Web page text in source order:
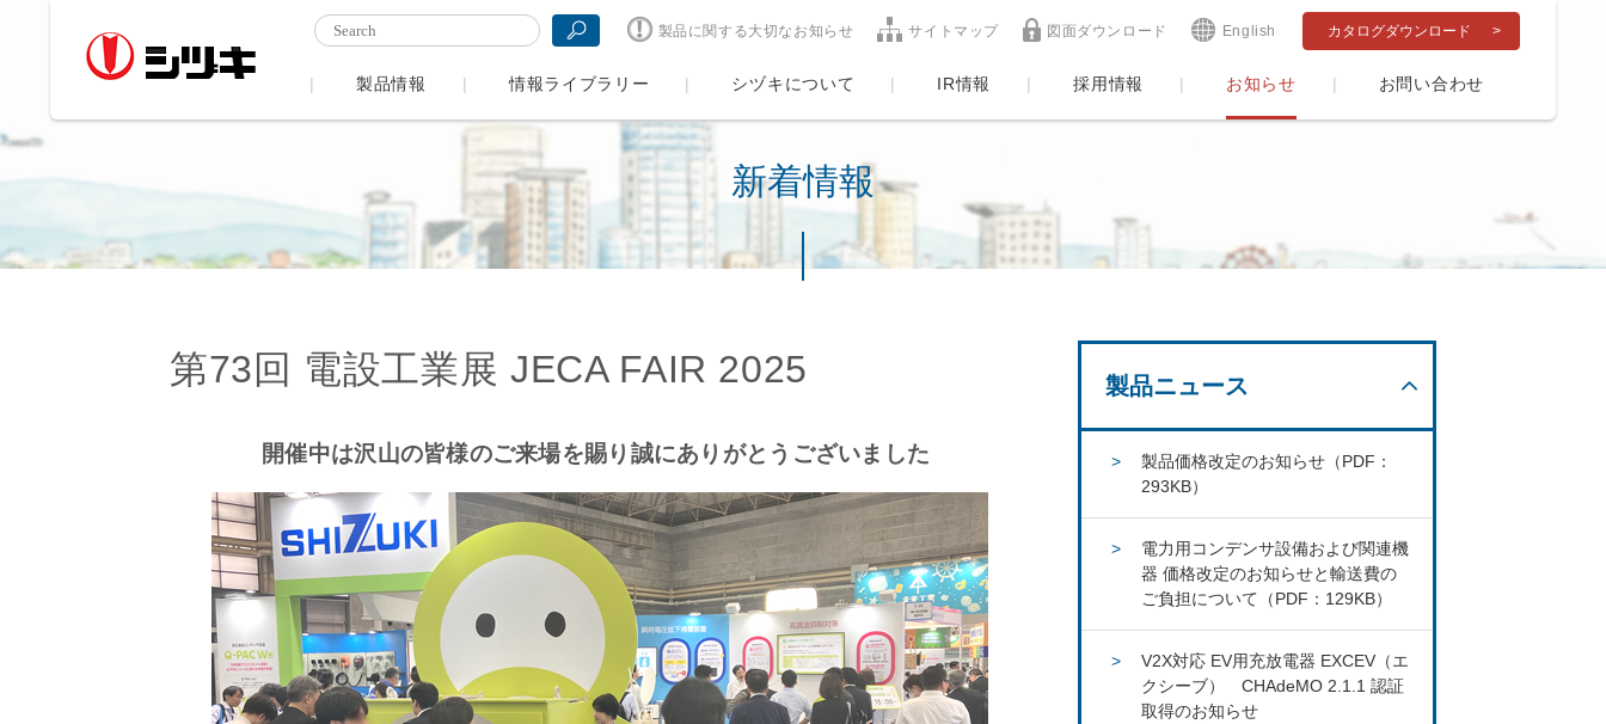
製品情報 情報ライブラリー シヅキについて IR情報 採用情報 お知らせ お問い合わせ
カタログダウンロード
製品に関する大切なお知らせ サイトマップ 図面ダウンロード English
新着情報
第73回 電設工業展 JECA FAIR 2025
開催中は沢山の皆様のご来場を賜り誠にありがとうございました
製品ニュース
製品価格改定のお知らせ（PDF：
293KB）
電力用コンデンサ設備および関連機
器 価格改定のお知らせと輸送費の
ご負担について（PDF：129KB）
V2X対応 EV用充放電器 EXCEV（エ
クシーブ） CHAdeMO 2.1.1 認証
取得のお知らせ